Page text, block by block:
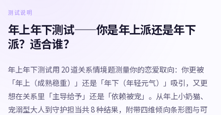
测试说明
年上年下测试——你是年上派还是年下
派？适合谁？
年上年下测试用 20 道关系情境题测量你的恋爱取向：你更被
「年上（成熟稳重）」还是「年下（年轻元气）」吸引，又更
想在关系里「主导给予」还是「依赖被宠」。从年上小奶猫、
宠溺型大人到守护担当共 8 种结果，附带四维倾向条形图与可